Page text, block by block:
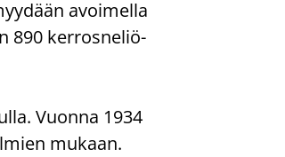
avoi­mel­la
890 ker­ros­ne­liö­
Vuon­na 1934
mu­kaan.